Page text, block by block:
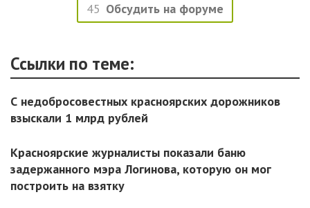
45 Обсудить на форуме
Ссылки по теме:
С недобросовестных красноярских дорожников
взыскали 1 млрд рублей
Красноярские журналисты показали баню
задержанного мэра Логинова, которую он мог
построить на взятку